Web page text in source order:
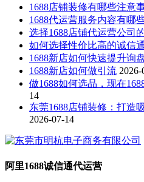
1688店铺装修有哪些注意
1688代运营服务内容有哪
选择1688店铺代运营公司
如何选择性价比高的诚信
1688新店如何快速提升询
1688新店如何做引流 2026-
做1688如何选品，现在
14
东莞1688店铺装修：打造
2026-07-14
阿里1688诚信通代运营